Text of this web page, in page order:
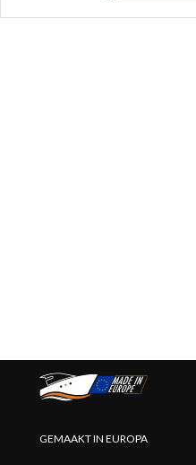
GEMAAKT IN EUROPA